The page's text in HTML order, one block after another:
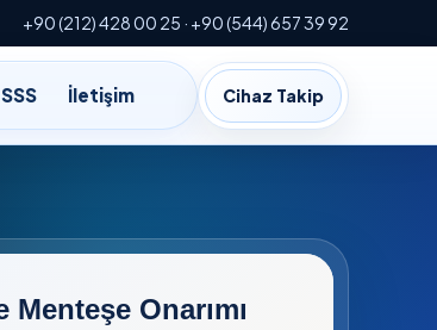
+90 (212) 428 00 25 · +90 (544) 657 39 92
SSS İletişim Cihaz Takip